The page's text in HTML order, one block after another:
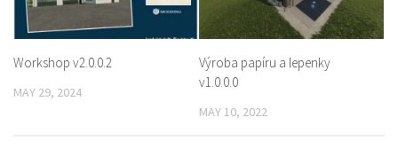
Workshop v2.0.0.2
MAY 29, 2024
Výroba papíru a lepenky
v1.0.0.0
MAY 10, 2022